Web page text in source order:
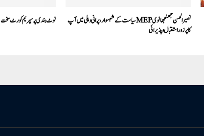
نصیر الحسن جھنجھانوی MEPسیاست کے شہسوار، پرانی دہلی میں آپ
کا پرزور استقبال وپذیرائی
نوٹ بندی پر سپریم کورٹ سخت